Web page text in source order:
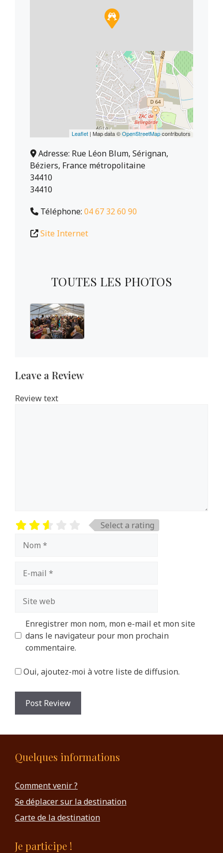
Leaflet | Map data ©OpenStreetMapcontributors
Adresse: Rue Léon Blum, Sérignan,
Béziers, France métropolitaine
34410
34410
Téléphone: 04 67 32 60 90
Site Internet
TOUTES LES PHOTOS
Leave a Review
Review text
Select a rating
mail
web
Enregistrer mon nom, mon e-mail et mon site
dans le navigateur pour mon prochain
commentaire.
Oui, ajoutez-moi à votre liste de diffusion.
Quelques informations
Comment venir ?
Se déplacer sur la destination
Carte de la destination
Je participe !